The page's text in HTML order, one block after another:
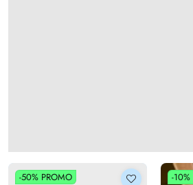
-50% PROMO -10%